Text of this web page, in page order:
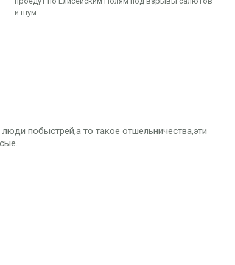
и шум
побыстрей,а то такое отшельничества,эти